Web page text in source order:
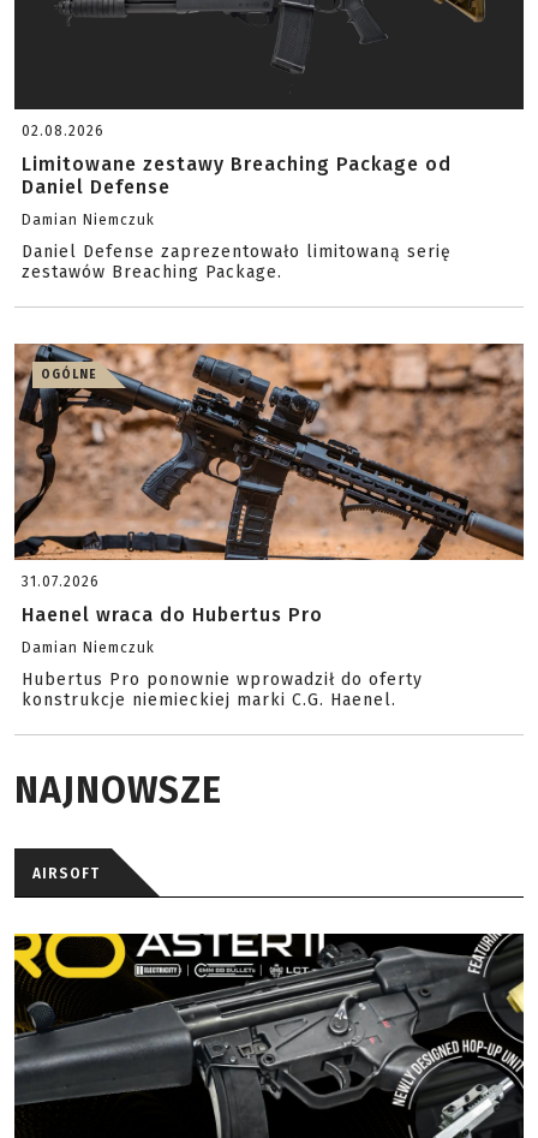
02.08.2026
Limitowane zestawy Breaching Package od
Daniel Defense
Damian Niemczuk
Daniel Defense zaprezentowało limitowaną serię
zestawów Breaching Package.
OGÓLNE
31.07.2026
Haenel wraca do Hubertus Pro
Damian Niemczuk
Hubertus Pro ponownie wprowadził do oferty
konstrukcje niemieckiej marki C.G. Haenel.
NAJNOWSZE
AIRSOFT